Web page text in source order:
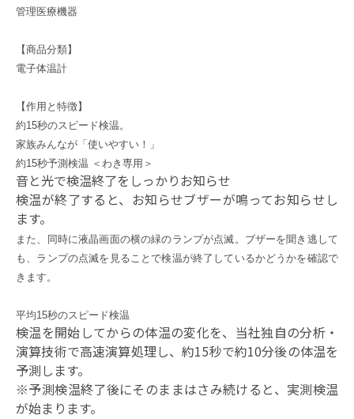
管理医療機器
【商品分類】
電子体温計
【作用と特徴】
約15秒のスピード検温。
家族みんなが「使いやすい！」
約15秒予測検温 ＜わき専用＞
音と光で検温終了をしっかりお知らせ
検温が終了すると、お知らせブザーが鳴ってお知らせし
ます。
また、同時に液晶画面の横の緑のランプが点滅。ブザーを聞き逃して
も、ランプの点滅を見ることで検温が終了しているかどうかを確認で
きます。
平均15秒のスピード検温
検温を開始してからの体温の変化を、当社独自の分析・
演算技術で高速演算処理し、約15秒で約10分後の体温を
予測します。
※予測検温終了後にそのままはさみ続けると、実測検温
が始まります。